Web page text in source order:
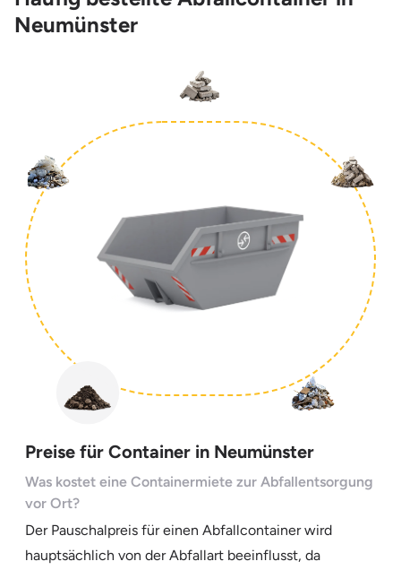
Neumünster
Preise für Container in Neumünster
Was kostet eine Containermiete zur Abfallentsorgung
vor Ort?
Der Pauschalpreis für einen Abfallcontainer wird
hauptsächlich von der Abfallart beeinflusst, da